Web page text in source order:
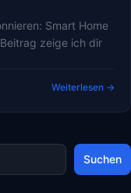
Smart Home
Weiterlesen →
Suchen